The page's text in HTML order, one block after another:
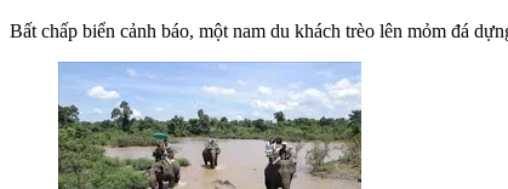
Bất chấp biển cảnh báo, một nam du khách trèo lên mỏm đá